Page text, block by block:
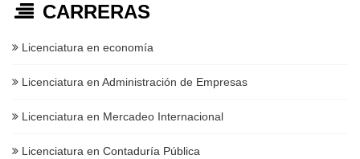
CARRERAS
Licenciatura en economía
Licenciatura en Administración de Empresas
Licenciatura en Mercadeo Internacional
Licenciatura en Contaduría Pública